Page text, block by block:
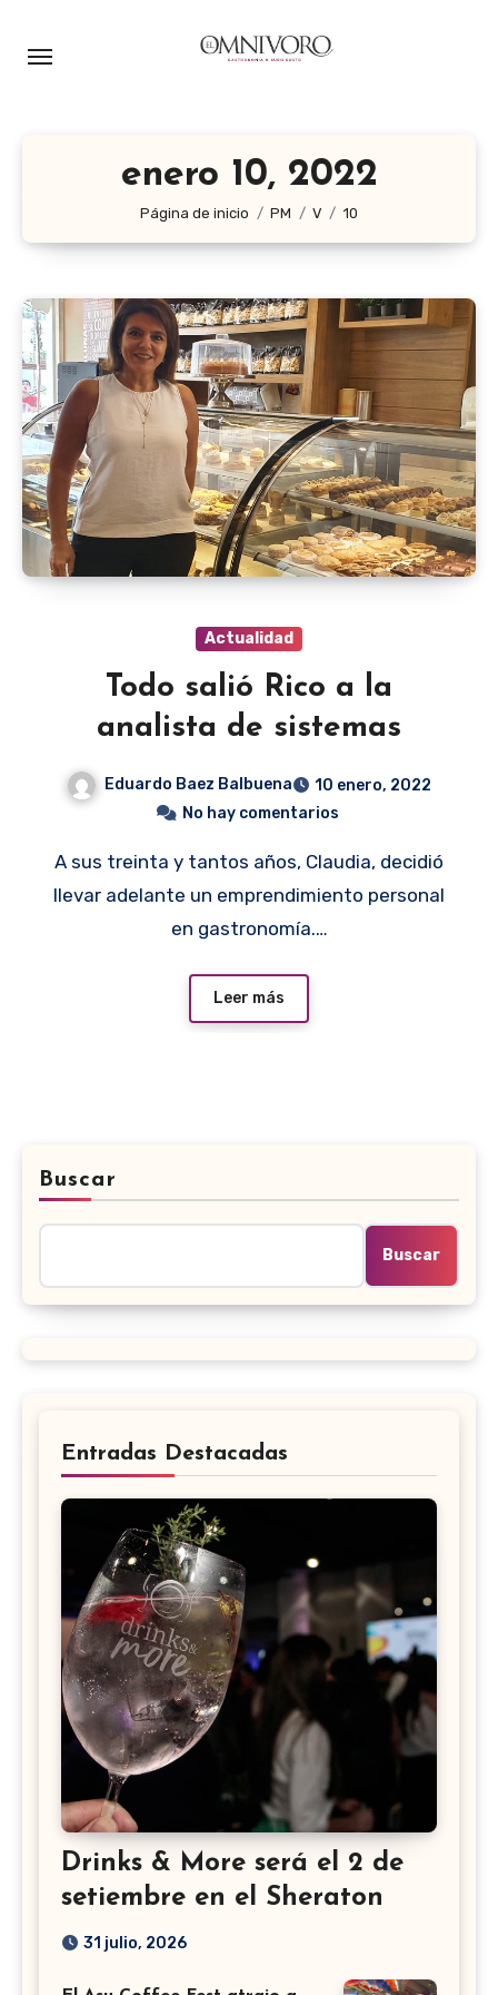
enero 10, 2022
Página de inicio PM V 10
Actualidad
Todo salió Rico a la
analista de sistemas
Eduardo Baez Balbuena
10 enero, 2022
No hay comentarios
A sus treinta y tantos años, Claudia, decidió
llevar adelante un emprendimiento personal
en gastronomía.…
Leer más
Buscar
Buscar
Entradas Destacadas
Drinks & More será el 2 de
setiembre en el Sheraton
31 julio, 2026